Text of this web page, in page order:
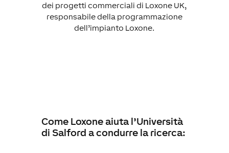
dei progetti commerciali di Loxone UK,
responsabile della programmazione
dell’impianto Loxone.
Come Loxone aiuta l’Università
di Salford a condurre la ricerca: